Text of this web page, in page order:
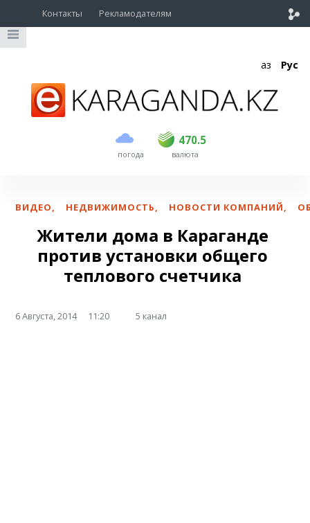
Контакты Рекламодателям
Қаз Рус
погода
470.5
USD 469 470.5
EUR валюта
ВИДЕО, НЕДВИЖИМОСТЬ, НОВОСТИ КОМПАНИЙ,
Жители дома в Караганде
против установки общего
теплового счетчика
6 Августа, 2014 11:20 5 канал